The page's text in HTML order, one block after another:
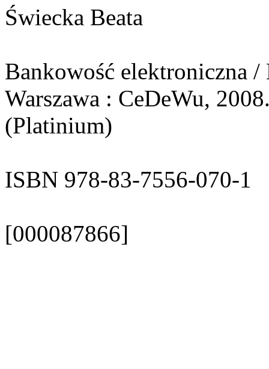
Świecka Beata
Bankowość elektroniczna
Warszawa : CeDeWu,
(Platinium)
ISBN 978-83-7556-070-1
[000087866]